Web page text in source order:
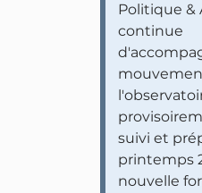
Politique &
continue
suivi et
printemps
nouvelle